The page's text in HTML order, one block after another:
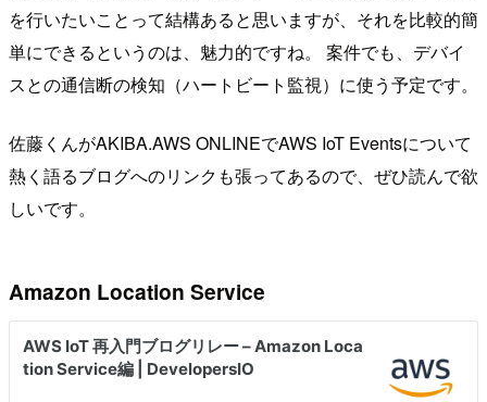
を行いたいことって結構あると思いますが、それを比較的簡
単にできるというのは、魅力的ですね。 案件でも、デバイ
スとの通信断の検知（ハートビート監視）に使う予定です。
佐藤くんがAKIBA.AWS ONLINEでAWS IoT Eventsについて
熱く語るブログへのリンクも張ってあるので、ぜひ読んで欲
しいです。
Amazon Location Service